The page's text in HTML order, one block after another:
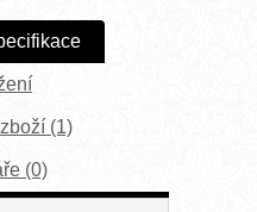
(1)
(0)